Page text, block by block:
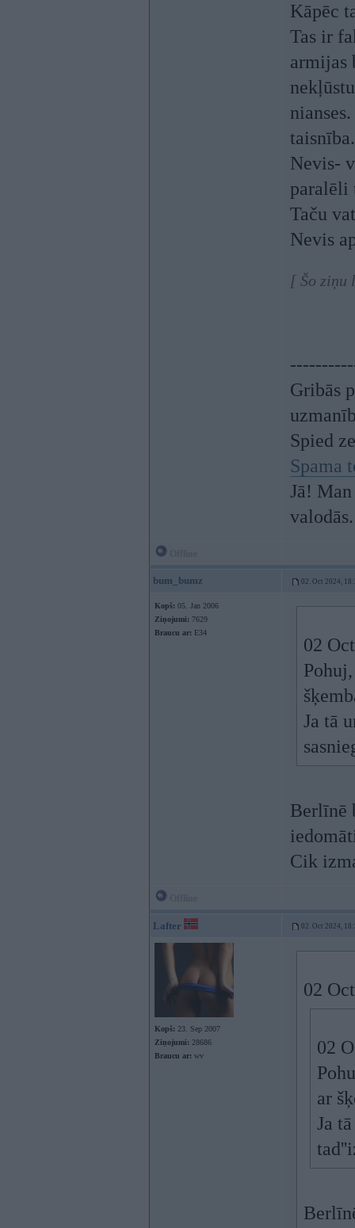
Kāpēc
Tas ir
armijas
Nevis-
paralēli
Taču
Nevis
[ Šo ziņu
Gribās
Spied
Spama
Jā!
valodās.
bum_bumz 02. Oct 2024,
Kopš: 05. Jan 2006
Ziņojumi: 7629
Braucu ar: E34
02
Ja tā
Berlīnē
Cik
Lafter 02. Oct 2024,
Kopš: 23. Sep 2007
Ziņojumi: 28686
Braucu ar: wv
02
02
ar
Ja